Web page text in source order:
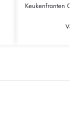
Keukenfronten